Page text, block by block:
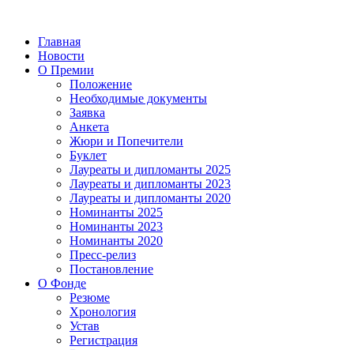
Главная
Новости
О Премии
Положение
Необходимые документы
Заявка
Анкета
Жюри и Попечители
Буклет
Лауреаты и дипломанты 2025
Лауреаты и дипломанты 2023
Лауреаты и дипломанты 2020
Номинанты 2025
Номинанты 2023
Номинанты 2020
Пресс-релиз
Постановление
О Фонде
Резюме
Хронология
Устав
Регистрация